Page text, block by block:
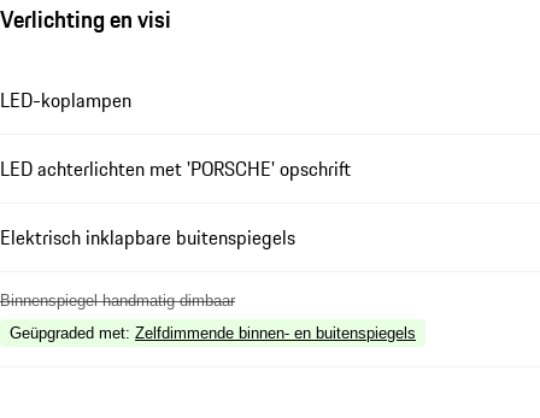
Verlichting en visi
LED-koplampen
LED achterlichten met 'PORSCHE' opschrift
Elektrisch inklapbare buitenspiegels
Binnenspiegel handmatig dimbaar
Geüpgraded met: Zelfdimmende binnen- en buitenspiegels